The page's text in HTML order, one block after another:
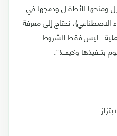
ومنحها للأطفال ودمجها في
الاصطناعي)، نحتاج إلى معرفة
- ليس فقط الشروط
بتنفيذها وكيف!".